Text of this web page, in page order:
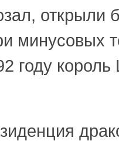
открыли
минусовых
году